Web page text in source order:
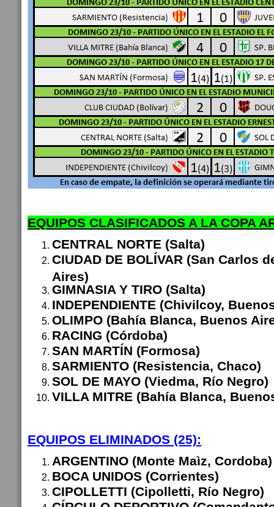
EQUIPOS CLASIFICADOS A LA COPA
CENTRAL NORTE (Salta)
CIUDAD DE BOLÍVAR (San Carlos
Aires)
GIMNASIA Y TIRO (Salta)
INDEPENDIENTE (Chivilcoy,
OLIMPO (Bahía Blanca, Buenos
RACING (Córdoba)
SAN MARTÍN (Formosa)
SARMIENTO (Resistencia, Chaco)
SOL DE MAYO (Viedma, Río Negro)
VILLA MITRE (Bahía Blanca,
EQUIPOS ELIMINADOS (25):
ARGENTINO (Monte Maìz, Cordoba)
BOCA UNIDOS (Corrientes)
CIPOLLETTI (Cipolletti, Río Negro)